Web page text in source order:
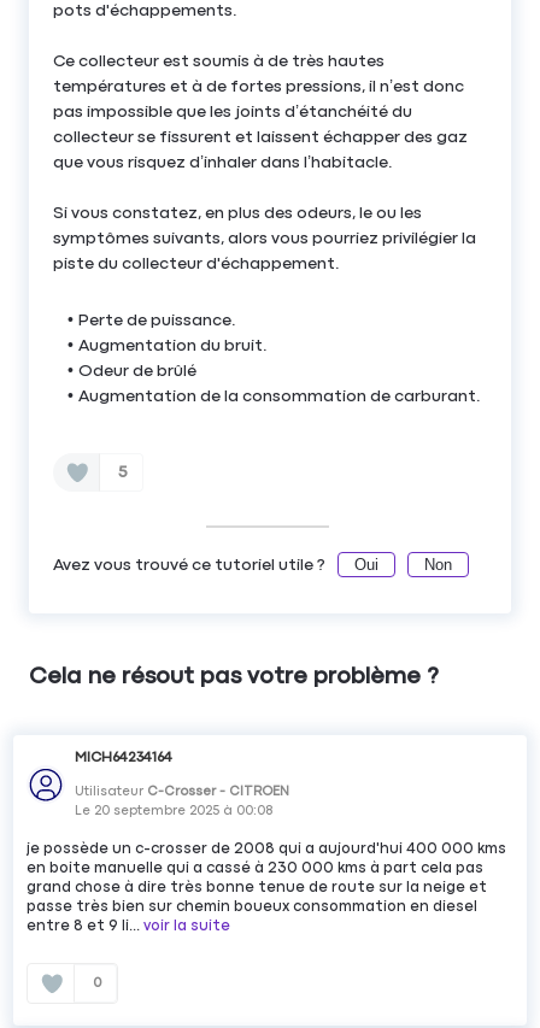
pots d'échappements.
Ce collecteur est soumis à de très hautes
températures et à de fortes pressions, il n’est donc
pas impossible que les joints d’étanchéité du
collecteur se fissurent et laissent échapper des gaz
que vous risquez d’inhaler dans l’habitacle.
Si vous constatez, en plus des odeurs, le ou les
symptômes suivants, alors vous pourriez privilégier la
piste du collecteur d'échappement.
Perte de puissance.
Augmentation du bruit.
Odeur de brûlé
Augmentation de la consommation de carburant.
5
Avez vous trouvé ce tutoriel utile ? Oui Non
Cela ne résout pas votre problème ?
MICH64234164
Utilisateur C-Crosser - CITROEN
Le 20 septembre 2025 à 00:08
je possède un c-crosser de 2008 qui a aujourd'hui 400 000 kms
en boite manuelle qui a cassé à 230 000 kms à part cela pas
grand chose à dire très bonne tenue de route sur la neige et
passe très bien sur chemin boueux consommation en diesel
entre 8 et 9 li...voir la suite
0